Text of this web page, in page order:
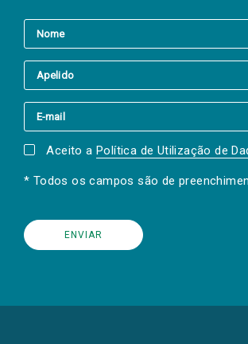
Aceito a Política de Utilização de
* Todos os campos são de